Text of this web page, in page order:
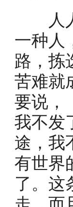
人人
一种人
路，拣
苦难就
要说，
我不发
途，我
有世界
了。这